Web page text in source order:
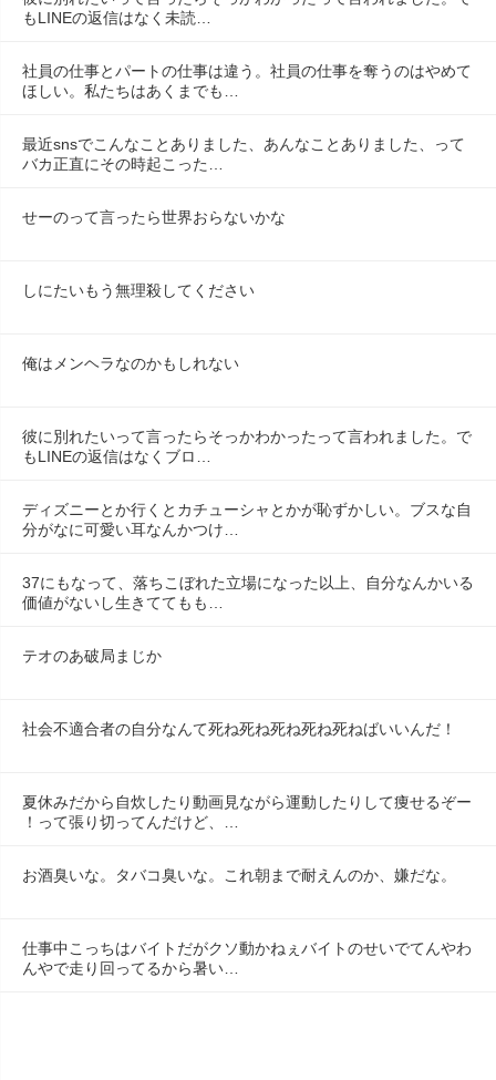
もLINEの返信はなく未読…
社員の仕事とパートの仕事は違う。社員の仕事を奪うのはやめて
ほしい。私たちはあくまでも…
最近snsでこんなことありました、あんなことありました、って
バカ正直にその時起こった…
せーのって言ったら世界おらないかな
しにたいもう無理殺してください
俺はメンヘラなのかもしれない
彼に別れたいって言ったらそっかわかったって言われました。で
もLINEの返信はなくブロ…
ディズニーとか行くとカチューシャとかが恥ずかしい。ブスな自
分がなに可愛い耳なんかつけ…
37にもなって、落ちこぼれた立場になった以上、自分なんかいる
価値がないし生きててもも…
テオのあ破局まじか
社会不適合者の自分なんて死ね死ね死ね死ね死ねばいいんだ！
夏休みだから自炊したり動画見ながら運動したりして痩せるぞー
！って張り切ってんだけど、…
お酒臭いな。タバコ臭いな。これ朝まで耐えんのか、嫌だな。
仕事中こっちはバイトだがクソ動かねぇバイトのせいでてんやわ
んやで走り回ってるから暑い…